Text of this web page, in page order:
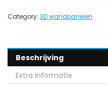
Category: 3D wandpanelen
Beschrijving
Extra informatie